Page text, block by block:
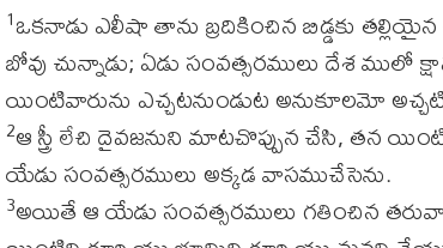
1ఒకనాడు ఎలీషా తాను బ్రదికించిన బిడ్డకు
బోవు చున్నాడు; ఏడు సంవత్సరములు దేశ ములో
యింటివారును ఎచ్చటనుండుట అనుకూలమో
2ఆ స్త్రీ లేచి దైవజనుని మాటచొప్పున చేసి, తన
యేడు సంవత్సరములు అక్కడ వాసముచేసెను.
3అయితే ఆ యేడు సంవత్సరములు గతించిన